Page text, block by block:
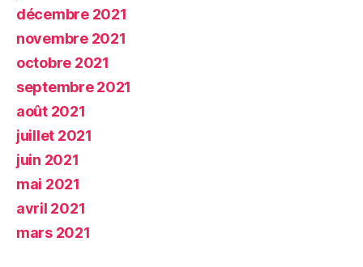
décembre 2021
novembre 2021
octobre 2021
septembre 2021
août 2021
juillet 2021
juin 2021
mai 2021
avril 2021
mars 2021